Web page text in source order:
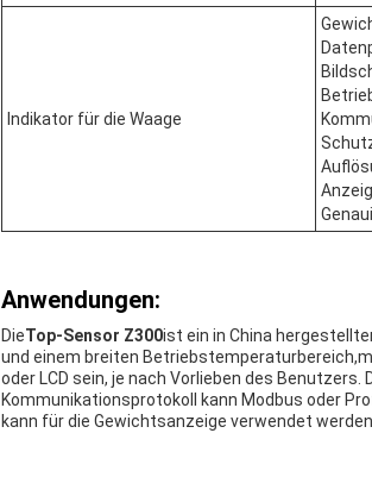
Indikator für die Waage
Anwendungen:
DieTop-Sensor Z300ist ein in China
und einem breiten
oder LCD sein, je nach Vorlieben des
Kommunikationsprotokoll kann Modbus oder
kann für die Gewichtsanzeige verwendet